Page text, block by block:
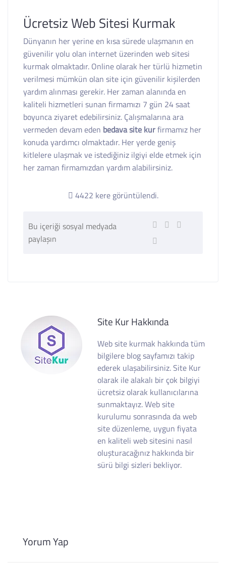
Ücretsiz Web Sitesi Kurmak
Dünyanın her yerine en kısa sürede ulaşmanın en
güvenilir yolu olan internet üzerinden web sitesi
kurmak olmaktadır. Online olarak her türlü hizmetin
verilmesi mümkün olan site için güvenilir kişilerden
yardım alınması gerekir. Her zaman alanında en
kaliteli hizmetleri sunan firmamızı 7 gün 24 saat
boyunca ziyaret edebilirsiniz. Çalışmalarına ara
vermeden devam eden bedava site kurfirmamız her
konuda yardımcı olmaktadır. Her yerde geniş
kitlelere ulaşmak ve istediğiniz ilgiyi elde etmek için
her zaman firmamızdan yardım alabilirsiniz.
4422 kere görüntülendi.
Bu içeriği sosyal medyada
paylaşın
Site Kur Hakkında
Web site kurmak hakkında tüm
bilgilere blog sayfamızı takip
ederek ulaşabilirsiniz. Site Kur
olarak ile alakalı bir çok bilgiyi
ücretsiz olarak kullanıcılarına
sunmaktayız. Web site
kurulumu sonrasında da web
site düzenleme, uygun fiyata
en kaliteli web sitesini nasıl
oluşturacağınız hakkında bir
sürü bilgi sizleri bekliyor.
Yorum Yap